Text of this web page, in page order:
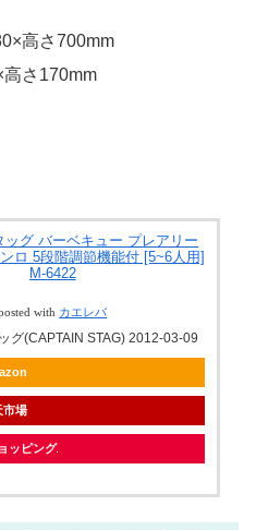
高さ700mm
さ170mm
ッグ バーベキュー プレアリー
ロ 5段階調節機能付 [5~6人用]
M-6422
with カエレバ
グ(CAPTAIN STAG) 2012-03-09
市場
ッピング